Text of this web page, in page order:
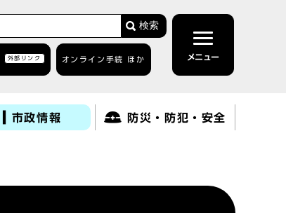
検索
外部リンク オンライン手続 ほか メニュー
市政情報 防災・防犯・安全